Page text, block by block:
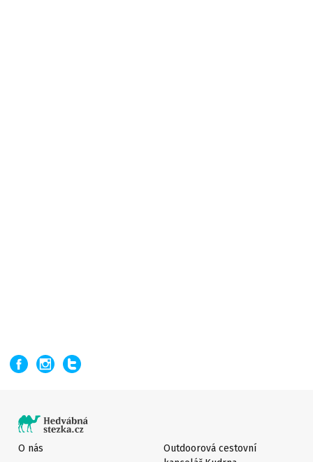
O nás
Outdoorová cestovní